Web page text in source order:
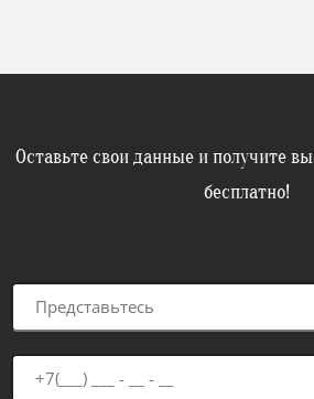
Оставьте свои данные и получите
бесплатно!